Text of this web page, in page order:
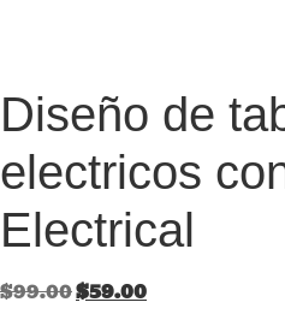
Diseño de
electricos
Electrical
$99.00$59.00